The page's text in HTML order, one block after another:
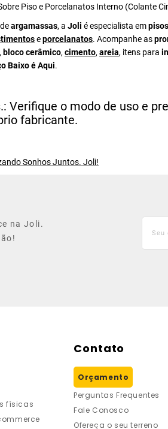
Piso e Porcelanatos Interno (Colante
argamassas, a Joli é especialista em
eporcelanatos. Acompanhe as
, bloco cerâmico, cimento, areia, itens para
Baixo é Aqui.
Verifique o modo de uso e
fabricante.
Sonhos Juntos. Joli!
na Joli.
físicas
Contato
Orçamento
Perguntas Frequentes
Fale Conosco
Ofereça o seu terreno